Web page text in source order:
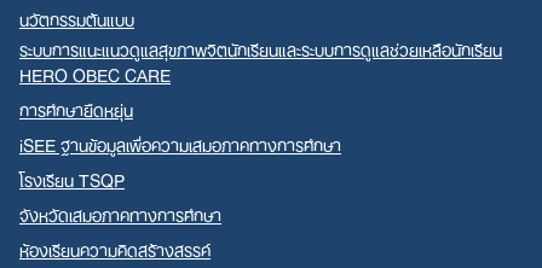
นวัตกรรมต้นแบบ
ระบบการแนะแนวดูแลสุขภาพจิตนักเรียนและระบบการดูแลช่วยเหลือนักเรียน
HERO OBEC CARE
การศึกษายืดหยุ่น
iSEE ฐานข้อมูลเพื่อความเสมอภาคทางการศึกษา
โรงเรียน TSQP
จังหวัดเสมอภาคทางการศึกษา
ห้องเรียนความคิดสร้างสรรค์